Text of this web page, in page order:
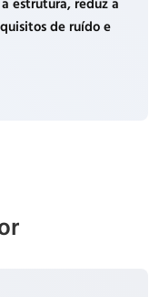
estrutura, reduz a
de ruído e